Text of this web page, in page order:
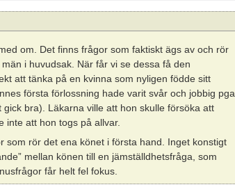
om. Det finns frågor som faktiskt ägs av och rör
i huvudsak. När får vi se dessa få den
att tänka på en kvinna som nyligen födde sitt
första förlossning hade varit svår och jobbig pga
bra). Läkarna ville att hon skulle försöka att
inte att hon togs på allvar.
som rör det ena könet i första hand. Inget konstigt
mellan könen till en jämställdhetsfråga, som
får helt fel fokus.